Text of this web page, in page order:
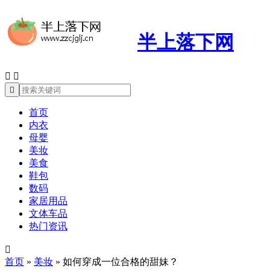
半上落下网
 

首页
内衣
母婴
美妆
美食
鞋包
数码
家居用品
文体车品
热门资讯

首页 » 美妆 » 如何穿成一位合格的甜妹？